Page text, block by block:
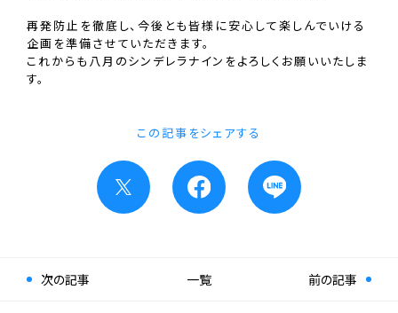
再発防止を徹底し、今後とも皆様に安心して楽しんでいける
企画を準備させていただきます。
これからも八月のシンデレラナインをよろしくお願いいたしま
す。
この記事をシェアする
次の記事 前の記事
一覧